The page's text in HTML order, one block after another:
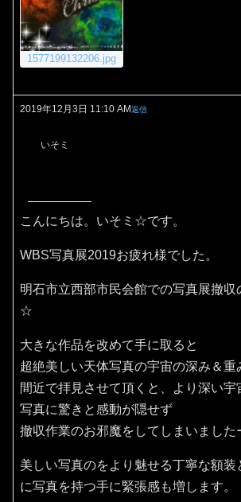
1577199132206.jpg
2019年12月3日 11:10 AM返信
いそミ
こんにちは。いそミ☆です。
WBS写真展2019お疲れ様でした。
明石市立西部市民会館での写真展撤収
☆
大きな作品を改めて手に取ると
超絶美しい天体写真の宇宙の深み＆
間近で拝見させて頂くと、より深い宇
写真に驚きと感動が隠せず
撤収作業のお邪魔をしてしまいました
美しい写真のをより魅せる丁寧な額装
に写真を持つ手に緊張感も増します。